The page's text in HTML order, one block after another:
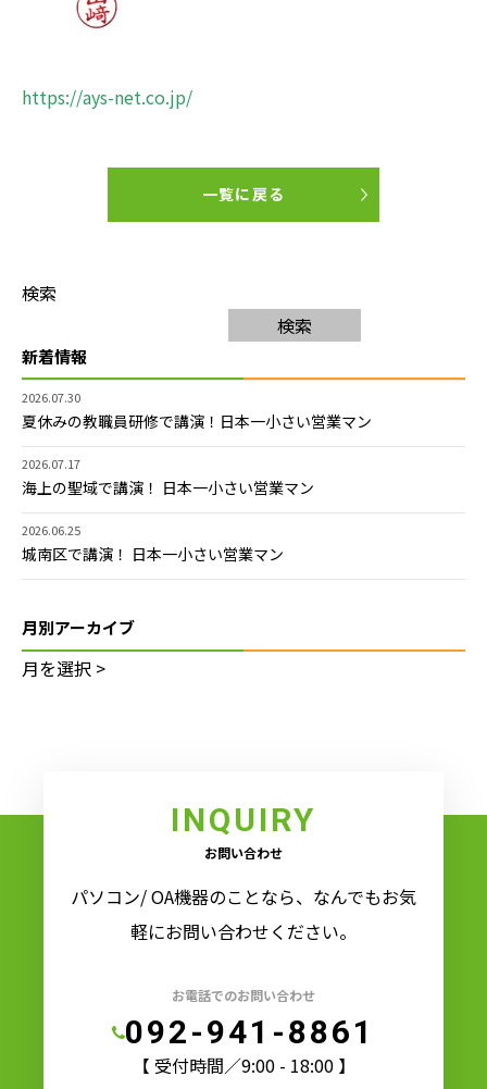
https://ays-net.co.jp/
一覧に戻る
検索
検索
新着情報
2026.07.30
夏休みの教職員研修で講演！日本一小さい営業マン
2026.07.17
海上の聖域で講演！ 日本一小さい営業マン
2026.06.25
城南区で講演！ 日本一小さい営業マン
月別アーカイブ
INQUIRY
お問い合わせ
パソコン/ OA機器のことなら、なんでもお気
軽にお問い合わせください。
お電話でのお問い合わせ
092-941-8861
【 受付時間／9:00 - 18:00 】